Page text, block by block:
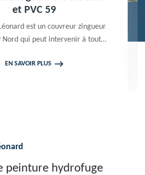
terrasse et pavé 59
dans le 59 Nord,
Léonard utilise des produits de
un devis gratuit qui ne vous
EN SAVOIR PLUS
peinture hydrofuge